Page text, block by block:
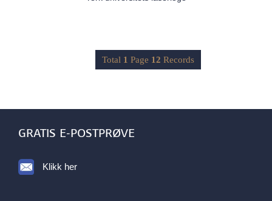
Total 1 Page 12 Records
GRATIS E-POSTPRØVE
Klikk her